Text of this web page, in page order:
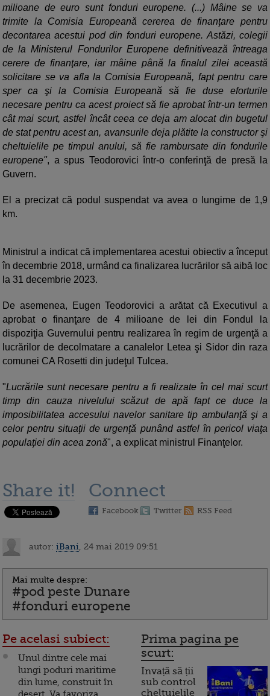
milioane de euro sunt fonduri europene. (...) Mâine se va
trimite la Comisia Europeană cererea de finanţare pentru
decontarea acestui pod din fonduri europene. Astăzi, colegii
de la Ministerul Fondurilor Europene definitivează întreaga
cerere de finanţare, iar mâine până la finalul zilei această
solicitare se va afla la Comisia Europeană, fapt pentru care
sper ca şi la Comisia Europeană să fie duse eforturile
necesare pentru ca acest proiect să fie aprobat într-un termen
cât mai scurt, astfel încât ceea ce deja am alocat din bugetul
de stat pentru acest an, avansurile deja plătite la constructor şi
cheltuielile pe timpul anului, să fie rambursate din fondurile
europene", a spus Teodorovici într-o conferinţă de presă la
Guvern.
El a precizat că podul suspendat va avea o lungime de 1,9
km.
Ministrul a indicat că implementarea acestui obiectiv a început
în decembrie 2018, urmând ca finalizarea lucrărilor să aibă loc
la 31 decembrie 2023.
De asemenea, Eugen Teodorovici a arătat că Executivul a
aprobat o finanţare de 4 milioane de lei din Fondul la
dispoziţia Guvernului pentru realizarea în regim de urgenţă a
lucrărilor de decolmatare a canalelor Letea şi Sidor din raza
comunei CA Rosetti din judeţul Tulcea.
"Lucrările sunt necesare pentru a fi realizate în cel mai scurt
timp din cauza nivelului scăzut de apă fapt ce duce la
imposibilitatea accesului navelor sanitare tip ambulanţă şi a
celor pentru situaţii de urgenţă punând astfel în pericol viaţa
populaţiei din acea zonă", a explicat ministrul Finanţelor.
Share it! Connect
Facebook Twitter RSS Feed
autor: iBani , 24 mai 2019 09:51
Mai multe despre:
#pod peste Dunare
#fonduri europene
Pe acelasi subiect:
Unul dintre cele mai
lungi poduri maritime
din lume, construit în
Prima pagina pe
scurt:
Invață să ții
sub control
cheltuielile